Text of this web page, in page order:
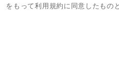
をもって利用規約に同意したもの